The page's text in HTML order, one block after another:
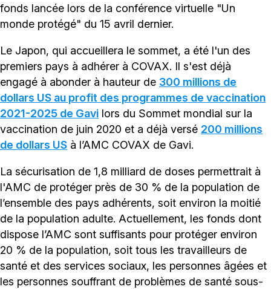
fonds lancée lors de la conférence virtuelle "Un
monde protégé" du 15 avril dernier.
Le Japon, qui accueillera le sommet, a été l'un des
premiers pays à adhérer à COVAX. Il s'est déjà
engagé à abonder à hauteur de 300 millions de
dollars US au profit des programmes de vaccination
2021-2025 de Gavi lors du Sommet mondial sur la
vaccination de juin 2020 et a déjà versé 200 millions
de dollars US à l’AMC COVAX de Gavi.
La sécurisation de 1,8 milliard de doses permettrait à
l'AMC de protéger près de 30 % de la population de
l’ensemble des pays adhérents, soit environ la moitié
de la population adulte. Actuellement, les fonds dont
dispose l’AMC sont suffisants pour protéger environ
20 % de la population, soit tous les travailleurs de
santé et des services sociaux, les personnes âgées et
les personnes souffrant de problèmes de santé sous-